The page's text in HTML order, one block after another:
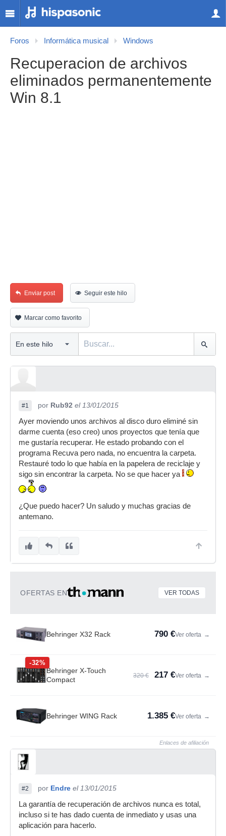
Foros Informática musical Windows
Recuperacion de archivos
eliminados permanentemente
Win 8.1
Enviar post Seguir este hilo
Marcar como favorito
#1 por Rub92 el 13/01/2015
Ayer moviendo unos archivos al disco duro eliminé sin
darme cuenta (eso creo) unos proyectos que tenía que
me gustaría recuperar. He estado probando con el
programa Recuva pero nada, no encuentra la carpeta.
Restauré todo lo que había en la papelera de reciclaje y
sigo sin encontrar la carpeta. No se que hacer ya
¿Que puedo hacer? Un saludo y muchas gracias de
antemano.
OFERTAS EN VER TODAS
Behringer X32 Rack 790 €Ver oferta →
-32%
Behringer X-Touch
Compact
320 € 217 €Ver oferta →
Behringer WING Rack 1.385 €Ver oferta →
Enlaces de afiliación
#2 por Endre el 13/01/2015
La garantía de recuperación de archivos nunca es total,
incluso si te has dado cuenta de inmediato y usas una
aplicación para hacerlo.